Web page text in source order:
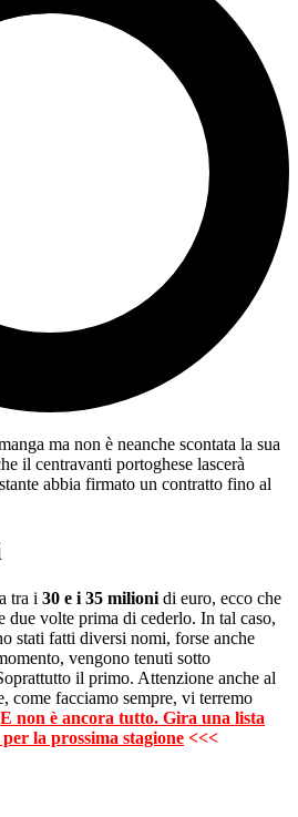
ma non è neanche scontata la sua
il centravanti portoghese lascerà
abbia firmato un contratto fino al
tra i 30 e i 35 milioni di euro, ecco che
due volte prima di cederlo. In tal caso,
stati fatti diversi nomi, forse anche
vengono tenuti sotto
il primo. Attenzione anche al
come facciamo sempre, vi terremo
E non è ancora tutto. Gira una lista
la prossima stagione <<<